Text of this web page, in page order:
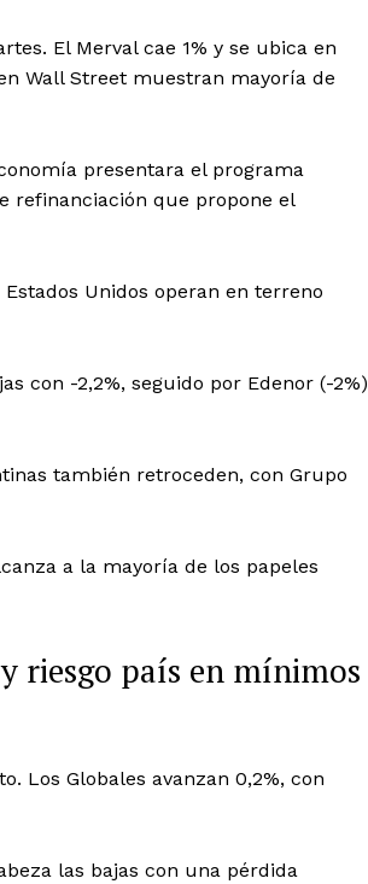
El Merval cae 1% y se ubica en
Wall Street muestran mayoría de
presentara el programa
refinanciación que propone el
Unidos operan en terreno
con -2,2%, seguido por Edenor (-2%)
también retroceden, con Grupo
a la mayoría de los papeles
riesgo país en mínimos
Los Globales avanzan 0,2%, con
las bajas con una pérdida